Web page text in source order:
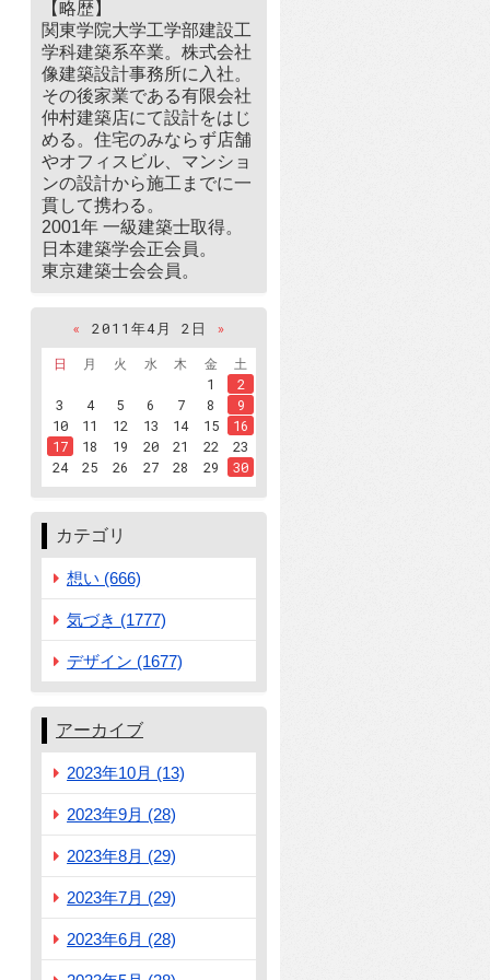
【略歴】
関東学院大学工学部建設工
学科建築系卒業。株式会社
像建築設計事務所に入社。
その後家業である有限会社
仲村建築店にて設計をはじ
める。住宅のみならず店舗
やオフィスビル、マンショ
ンの設計から施工までに一
貫して携わる。
2001年 一級建築士取得。
日本建築学会正会員。
東京建築士会会員。
« 2011年4月 2日
»
日
月 火 水 木 金
土
1
2
3
4 5 6 7 8
9
10
11 12 13 14 15
16
17
18 19 20 21 22
23
24
25 26 27 28 29 30
カテゴリ
想い (666)
気づき (1777)
デザイン (1677)
アーカイブ
2023年10月 (13)
2023年9月 (28)
2023年8月 (29)
2023年7月 (29)
2023年6月 (28)